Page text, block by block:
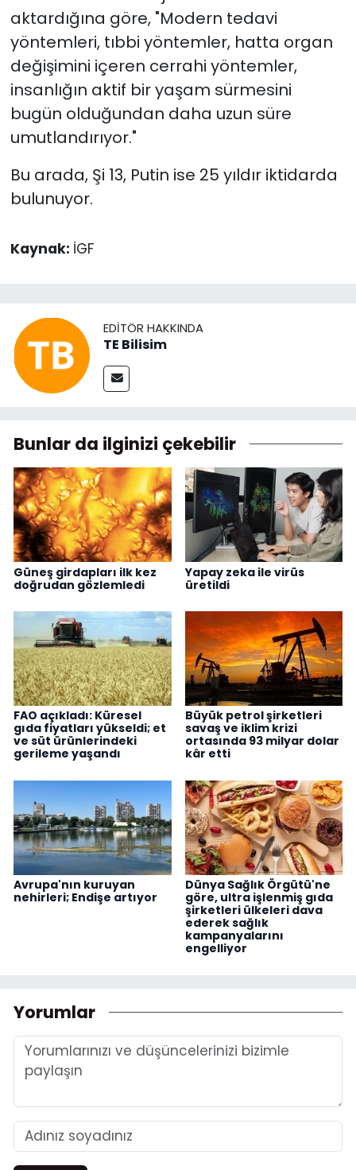
aktardığına göre, "Modern tedavi
yöntemleri, tıbbi yöntemler, hatta organ
değişimini içeren cerrahi yöntemler,
insanlığın aktif bir yaşam sürmesini
bugün olduğundan daha uzun süre
umutlandırıyor."
Bu arada, Şi 13, Putin ise 25 yıldır iktidarda
bulunuyor.
Kaynak: İGF
EDITÖR HAKKINDA
TE Bilisim
Bunlar da ilginizi çekebilir
Güneş girdapları ilk kez
doğrudan gözlemledi
Yapay zeka ile virüs
üretildi
FAO açıkladı: Küresel
gıda fiyatları yükseldi; et
ve süt ürünlerindeki
gerileme yaşandı
Büyük petrol şirketleri
savaş ve iklim krizi
ortasında 93 milyar dolar
kâr etti
Avrupa'nın kuruyan
nehirleri; Endişe artıyor
Dünya Sağlık Örgütü'ne
göre, ultra işlenmiş gıda
şirketleri ülkeleri dava
ederek sağlık
kampanyalarını
engelliyor
Yorumlar